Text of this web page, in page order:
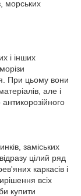
морських
і інших
При цьому вони
але і
заміських
цілий ряд
каркасів і
всіх
купити